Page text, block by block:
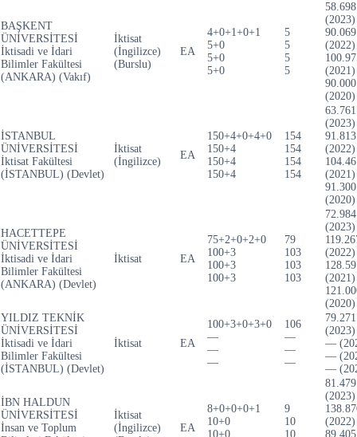
BAŞKENT
ÜNİVERSİTESİ
İktisadi ve İdari
Bilimler Fakültesi
(ANKARA) (Vakıf)
İktisat
(İngilizce)
(Burslu)
EA
4+0+1+0+1
5+0
5+0
5+0
5
5
5
5
58.698
(2023)
90.069
(2022)
(2021)
90.000
(2020)
İSTANBUL
ÜNİVERSİTESİ
İktisat Fakültesi
(İSTANBUL) (Devlet)
İktisat
(İngilizce)
EA
150+4+0+4+0
150+4
150+4
150+4
154
154
154
154
63.761
(2023)
91.813
(2022)
(2021)
91.300
(2020)
HACETTEPE
ÜNİVERSİTESİ
İktisadi ve İdari
Bilimler Fakültesi
(ANKARA) (Devlet)
İktisat EA
75+2+0+2+0
100+3
100+3
100+3
79
103
103
103
72.984
(2023)
(2022)
(2021)
(2020)
YILDIZ TEKNİK
ÜNİVERSİTESİ
İktisadi ve İdari
Bilimler Fakültesi
(İSTANBUL) (Devlet)
İktisat EA
100+3+0+3+0
—
—
—
106
—
—
—
79.271
(2023)
—
—
—
İBN HALDUN
ÜNİVERSİTESİ
İnsan ve Toplum
İktisat
(İngilizce)
EA
8+0+0+0+1
10+0
10+0
9
10
10
81.479
(2023)
(2022)
89.405